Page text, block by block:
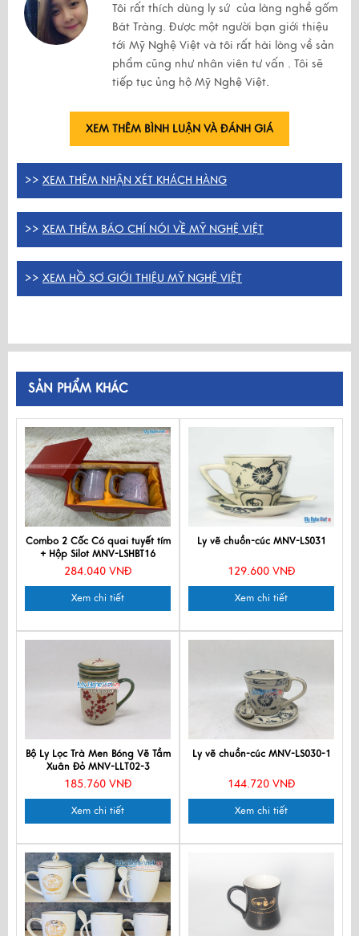
Tôi rất thích dùng ly sứ của làng nghề gốm
Bát Tràng. Được một người bạn giới thiệu
tới Mỹ Nghệ Việt và tôi rất hài lòng về sản
phẩm cũng như nhân viên tư vấn . Tôi sẽ
tiếp tục ủng hộ Mỹ Nghệ Việt.
XEM THÊM BÌNH LUẬN VÀ ĐÁNH GIÁ
>> XEM THÊM NHẬN XÉT KHÁCH HÀNG
>> XEM THÊM BÁO CHÍ NÓI VỀ MỸ NGHỆ VIỆT
>> XEM HỒ SƠ GIỚI THIỆU MỸ NGHỆ VIỆT
SẢN PHẨM KHÁC
Combo 2 Cốc Có quai tuyết tím
+ Hộp Silot MNV-LSHBT16
284.040 VNĐ
Xem chi tiết
Ly vẽ chuồn-cúc MNV-LS031
129.600 VNĐ
Xem chi tiết
Bộ Ly Lọc Trà Men Bóng Vẽ Tầm
Xuân Đỏ MNV-LLT02-3
185.760 VNĐ
Xem chi tiết
Ly vẽ chuồn-cúc MNV-LS030-1
144.720 VNĐ
Xem chi tiết